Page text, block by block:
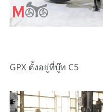
GPX ตั้งอยู่ที่บู๊ท C5